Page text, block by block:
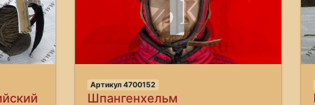
Артикул 4700152
Шпангенхельм